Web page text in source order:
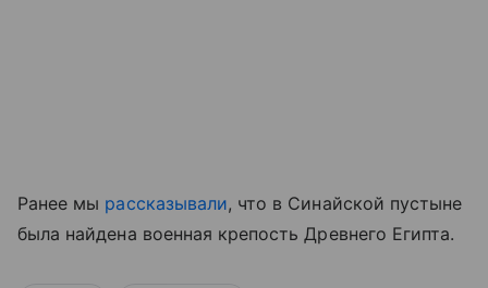
Ранее мы рассказывали, что в Синайской пустыне
была найдена военная крепость Древнего Египта.